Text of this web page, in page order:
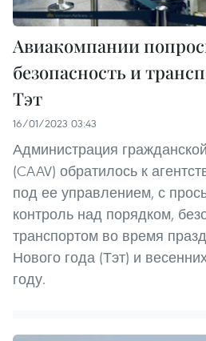
Авиакомпании
безопасность и
Тэт
16/01/2023 03:43
Администрация
(CAAV) обратилось к
под ее управлением, с
контроль над порядком,
транспортом во время
Нового года (Тэт) и
году.